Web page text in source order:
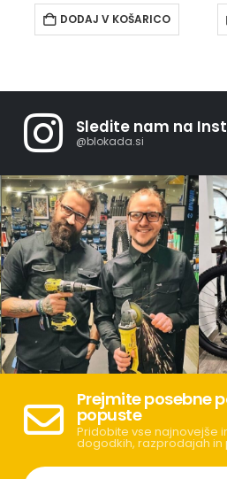
DODAJ V KOŠARICO
Sledite nam na
@blokada.si
Prejmite posebne
popuste
Pridobite vse najnovejše
dogodkih, razprodajah in